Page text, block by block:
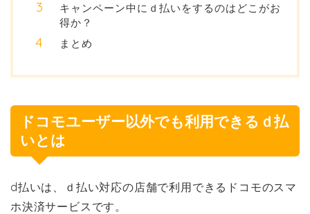
キャンペーン中にｄ払いをするのはどこがお
得か？
まとめ
ドコモユーザー以外でも利用できるｄ払
いとは
d払いは、ｄ払い対応の店舗で利用できるドコモのスマ
ホ決済サービスです。